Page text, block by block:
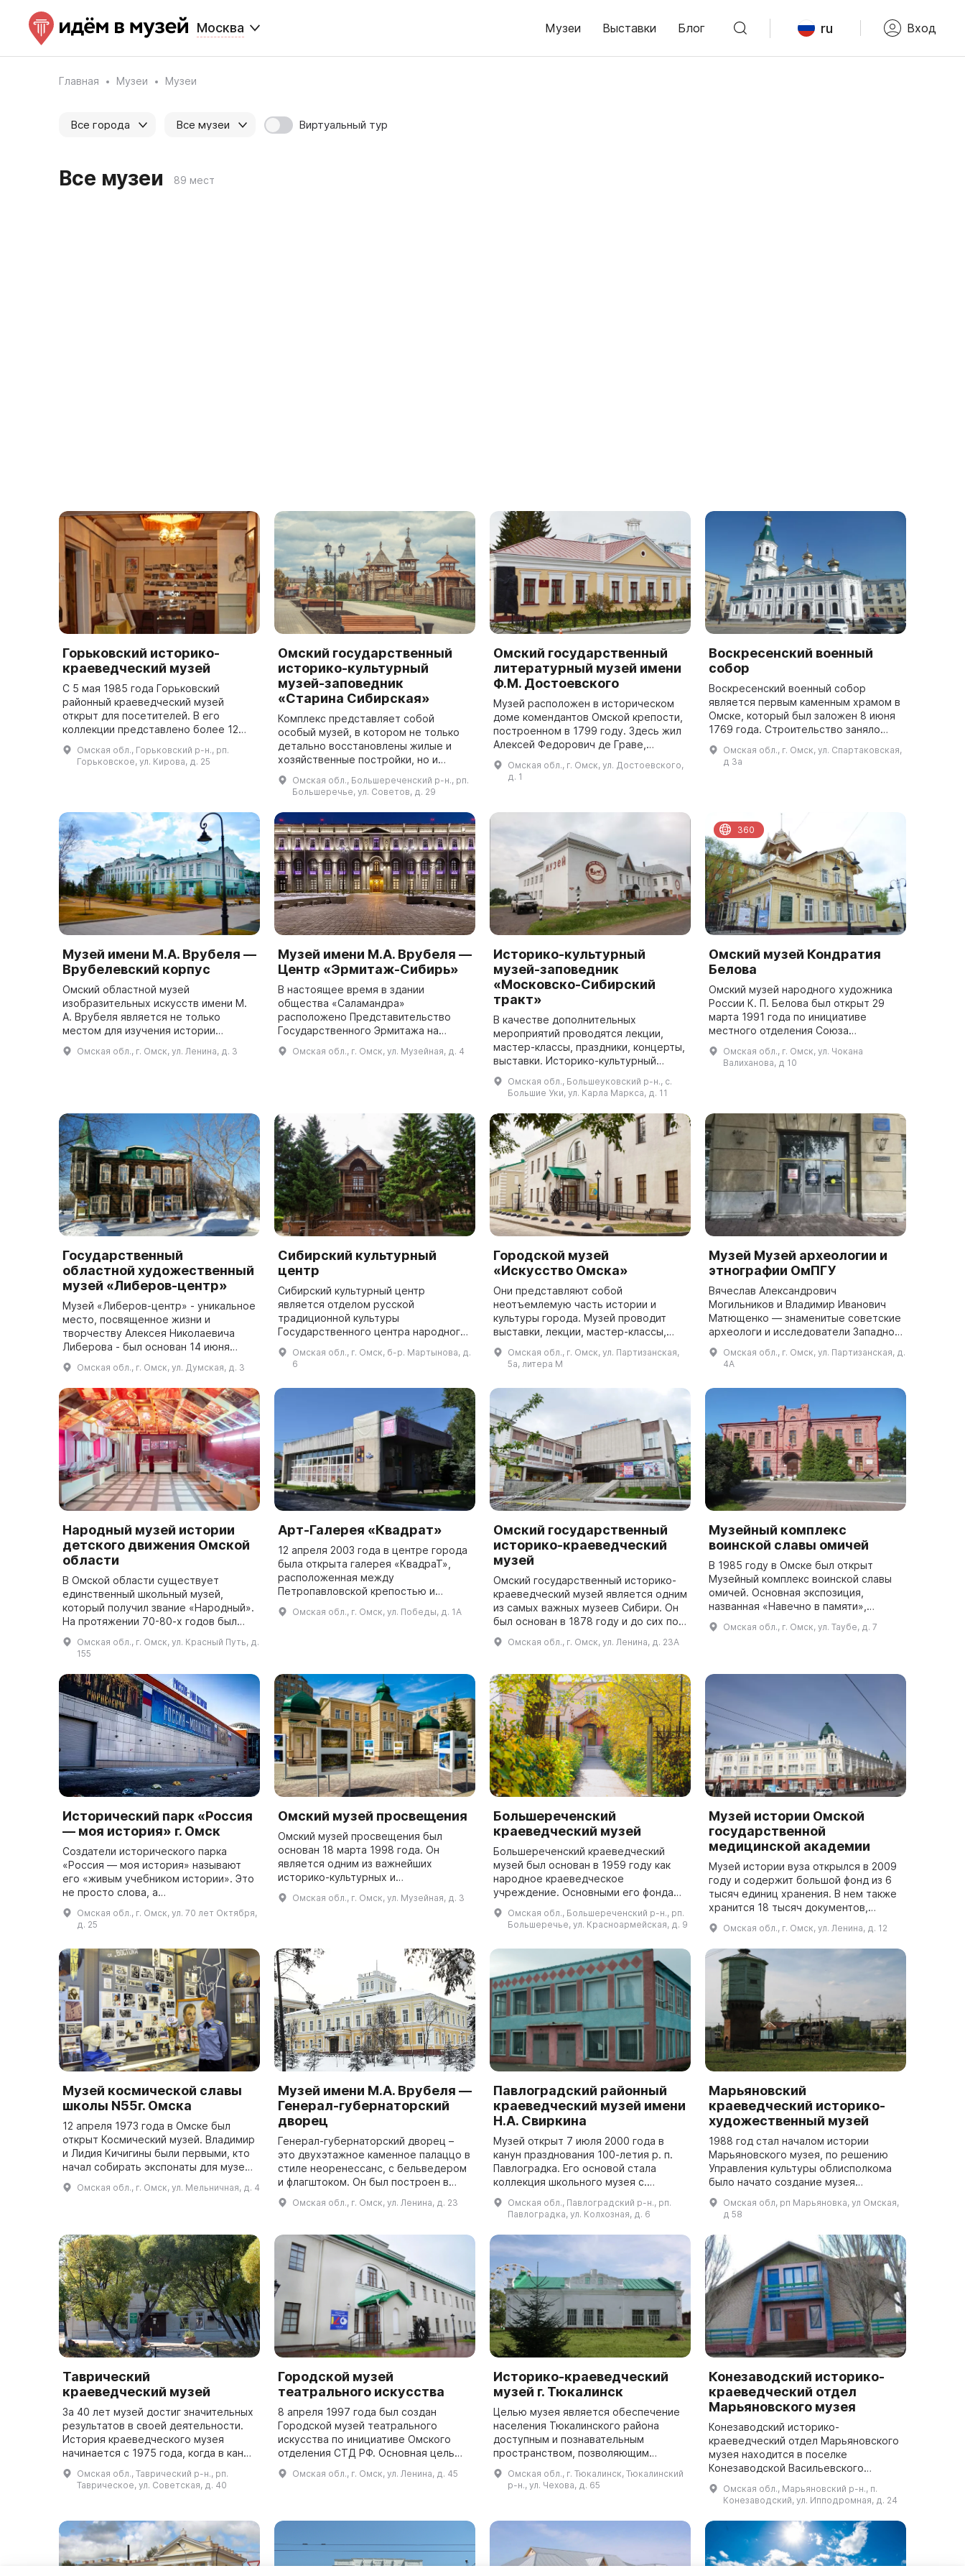
Москва Музеи Выставки Блог ru Вход
Главная Музеи Музеи
Все города Все музеи Виртуальный тур
Все музеи 89 мест
Горьковский историко-
краеведческий музей
С 5 мая 1985 года Горьковский
районный краеведческий музей
открыт для посетителей. В его
коллекции представлено более 12
200 предметов, из которых 9 330
входят в экспозицию и являются
основными фондам...
Омская обл., Горьковский р-н., рп.
Горьковское, ул. Кирова, д. 25
Омский государственный
историко-культурный
музей-заповедник
«Старина Сибирская»
Комплекс представляет собой
особый музей, в котором не только
детально восстановлены жилые и
хозяйственные постройки, но и
созданы условия жизни и быта людей
ушедших эпох. Посетители смогут не
Омская обл., Большереченский р-н., рп.
Большеречье, ул. Советов, д. 29
Омский государственный
литературный музей имени
Ф.М. Достоевского
Музей расположен в историческом
доме комендантов Омской крепости,
построенном в 1799 году. Здесь жил
Алексей Федорович де Граве,
последний комендант, который
оказывал Достоевскому особое
покровительст...
Омская обл., г. Омск, ул. Достоевского,
д. 1
Воскресенский военный
собор
Воскресенский военный собор
является первым каменным храмом в
Омске, который был заложен 8 июня
1769 года. Строительство заняло
четыре года, и внутри был
установлен иконостас. Три первых
престола были...
Омская обл., г. Омск, ул. Спартаковская,
д 3а
Музей имени М.А. Врубеля —
Врубелевский корпус
Омский областной музей
изобразительных искусств имени М.
А. Врубеля является не только
местом для изучения истории
искусства, но и местом для
проведения культурно-массовых
Омская обл., г. Омск, ул. Ленина, д. 3
Музей имени М.А. Врубеля —
Центр «Эрмитаж-Сибирь»
В настоящее время в здании
общества «Саламандра»
расположено Представительство
Государственного Эрмитажа на
территории Сибирского
федерального округа. Это здание
Омская обл., г. Омск, ул. Музейная, д. 4
Историко-культурный
музей-заповедник
«Московско-Сибирский
тракт»
В качестве дополнительных
мероприятий проводятся лекции,
мастер-классы, праздники, концерты,
выставки. Историко-культурный
музей-заповедник «Московско-
Сибирский тракт» — это уникальное
место, посвяще...
Омская обл., Большеуковский р-н., с.
Большие Уки, ул. Карла Маркса, д. 11
Омский музей Кондратия
Белова
Омский музей народного художника
России К. П. Белова был открыт 29
марта 1991 года по инициативе
местного отделения Союза
художников России. Основной состав
коллекции составляют работы К. П.
Омская обл., г. Омск, ул. Чокана
Валиханова, д 10
360
Государственный
областной художественный
музей «Либеров-центр»
Музей «Либеров-центр» - уникальное
место, посвященное жизни и
творчеству Алексея Николаевича
Либерова - был основан 14 июня
1994 года. Он был почетным
гражданином Омска, народным
художником России, ла...
Омская обл., г. Омск, ул. Думская, д. 3
Сибирский культурный
центр
Сибирский культурный центр
является отделом русской
традиционной культуры
Государственного центра народного
творчества. Основная цель
деятельности центра - сохранение,
Омская обл., г. Омск, б-р. Мартынова, д.
6
Городской музей
«Искусство Омска»
Они представляют собой
неотъемлемую часть истории и
культуры города. Музей проводит
выставки, лекции, мастер-классы,
предоставляет доступ к
библиотечной коллекции и
организует исследовательские
проект...
Омская обл., г. Омск, ул. Партизанская,
5а, литера М
Музей Музей археологии и
этнографии ОмПГУ
Вячеслав Александрович
Могильников и Владимир Иванович
Матющенко — знаменитые советские
археологи и исследователи Западной
Сибири и Алтая — принесли материал
для первых коллекций Музея
Омская обл., г. Омск, ул. Партизанская, д.
4А
Народный музей истории
детского движения Омской
области
В Омской области существует
единственный школьный музей,
который получил звание «Народный».
На протяжении 70-80-х годов был
собираться основной фонд музея,
который включал документы,
Омская обл., г. Омск, ул. Красный Путь, д.
155
Арт-Галерея «Квадрат»
12 апреля 2003 года в центре города
была открыта галерея «КвадраТ»,
расположенная между
Петропавловской крепостью и
крейсером «Аврора» – символами
двух важнейших исторических
Омская обл., г. Омск, ул. Победы, д. 1А
Омский государственный
историко-краеведческий
музей
Омский государственный историко-
краеведческий музей является одним
из самых важных музеев Сибири. Он
был основан в 1878 году и до сих пор
привлекает много посетителей.
Здесь собраны более 200 тысяч пр...
Омская обл., г. Омск, ул. Ленина, д. 23А
Музейный комплекс
воинской славы омичей
В 1985 году в Омске был открыт
Музейный комплекс воинской славы
омичей. Основная экспозиция,
названная «Навечно в памяти»,
посвящена Великой Отечественной
войне и показывает сражения за
Омская обл., г. Омск, ул. Таубе, д. 7
Исторический парк «Россия
— моя история» г. Омск
Создатели исторического парка
«Россия — моя история» называют
его «живым учебником истории». Это
не просто слова, а
действительность. Посетители могут
не только видеть, но и трогать
экспонаты парка, а...
Омская обл., г. Омск, ул. 70 лет Октября,
д. 25
Омский музей просвещения
Омский музей просвещения был
основан 18 марта 1998 года. Он
является одним из важнейших
историко-культурных и
образовательных центров Омской
области. В музее проводятся
Омская обл., г. Омск, ул. Музейная, д. 3
Большереченский
краеведческий музей
Большереченский краеведческий
музей был основан в 1959 году как
народное краеведческое
учреждение. Основными его фондами
стали личная коллекция писателя и
краеведа В. С. Аношина. Здесь можно
найти кол...
Омская обл., Большереченский р-н., рп.
Большеречье, ул. Красноармейская, д. 9
Музей истории Омской
государственной
медицинской академии
Музей истории вуза открылся в 2009
году и содержит большой фонд из 6
тысяч единиц хранения. В нем также
хранится 18 тысяч документов,
фотографий и фильмов. Он является
памятником боевой и трудовой сла...
Омская обл., г. Омск, ул. Ленина, д. 12
Музей космической славы
школы N55г. Омска
12 апреля 1973 года в Омске был
открыт Космический музей. Владимир
и Лидия Кичигины были первыми, кто
начал собирать экспонаты для музея
в 1960-е годы, вдохновленные
достижениями отечественной
Омская обл., г. Омск, ул. Мельничная, д. 4
Музей имени М.А. Врубеля —
Генерал-губернаторский
дворец
Генерал-губернаторский дворец –
это двухэтажное каменное палаццо в
стиле неоренессанс, с бельведером
и флагштоком. Он был построен в
1859-1862 годах по проекту
архитектора Ф. Ф. Вагнера и
Омская обл., г. Омск, ул. Ленина, д. 23
Павлоградский районный
краеведческий музей имени
Н.А. Свиркина
Музей открыт 7 июля 2000 года в
канун празднования 100-летия р. п.
Павлоградка. Его основой стала
коллекция школьного музея с.
Тихвинка, переданная в р. п.
Павлоградка организатором музея —
Н.А. Свир...
Омская обл., Павлоградский р-н., рп.
Павлоградка, ул. Колхозная, д. 6
Марьяновский
краеведческий историко-
художественный музей
1988 год стал началом истории
Марьяновского музея, по решению
Управления культуры облисполкома
было начато создание музея
исторического профиля,
посвященного боям под Марьяновкой
в 1918 году. В 1995 г...
Омская обл, рп Марьяновка, ул Омская,
д 58
Таврический
краеведческий музей
За 40 лет музей достиг значительных
результатов в своей деятельности.
История краеведческого музея
начинается с 1975 года, когда в канун
30-летия Победы в Великой
Отечественной войне в Доме
пионеров ...
Омская обл., Таврический р-н., рп.
Таврическое, ул. Советская, д. 40
Городской музей
театрального искусства
8 апреля 1997 года был создан
Городской музей театрального
искусства по инициативе Омского
отделения СТД РФ. Основная цель
музея - объединение архива,
полноте раскрытия Омского
Омская обл., г. Омск, ул. Ленина, д. 45
Историко-краеведческий
музей г. Тюкалинск
Целью музея является обеспечение
населения Тюкалинского района
доступным и познавательным
пространством, позволяющим
изучать славную историю региона.
Историко-краеведческий музей
Тюкалинского района ...
Омская обл., г. Тюкалинск, Тюкалинский
р-н., ул. Чехова, д. 65
Конезаводский историко-
краеведческий отдел
Марьяновского музея
Конезаводский историко-
краеведческий отдел Марьяновского
музея находится в поселке
Конезаводской Васильевского
сельского поселения. Музей был
основан в 1981 году на
общественных началах и под
название...
Омская обл., Марьяновский р-н., п.
Конезаводский, ул. Ипподромная, д. 24